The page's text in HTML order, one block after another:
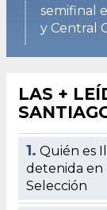
semifinal
y Central
LAS +
1. Quién es
detenida en
Selección